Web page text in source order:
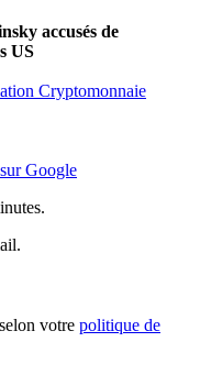
accusés de
US
Cryptomonnaie
Google
votre politique de